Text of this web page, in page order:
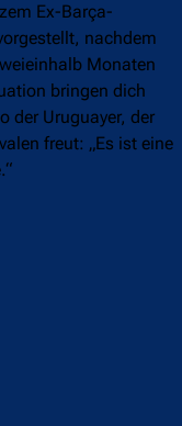
Ex-Barça-
nachdem
Monaten
bringen dich
der Uruguayer, der
freut: „Es ist eine